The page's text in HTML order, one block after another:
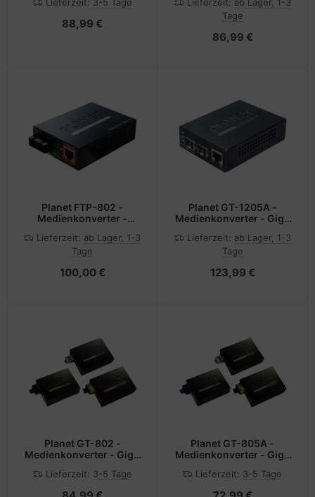
88,99 €
FX - IEEE 802.3 - IEEE
802.3u - Schnelles
Tage
86,99 €
Planet FTP-802 -
Medienkonverter -
Lieferzeit: ab Lager, 1-3
Tage
100,00 €
Planet GT-1205A -
Medienkonverter - GigE
1000Base-T - 3
Anschlüsse - RJ-45 /
Lieferzeit: ab Lager, 1-3
Tage
123,99 €
Planet GT-802 -
Medienkonverter - GigE
SX, 100Base-TX,
Lieferzeit: 3-5 Tage
Planet GT-805A -
Medienkonverter - GigE
LX, 1000Base-SX,
Lieferzeit: 3-5 Tage